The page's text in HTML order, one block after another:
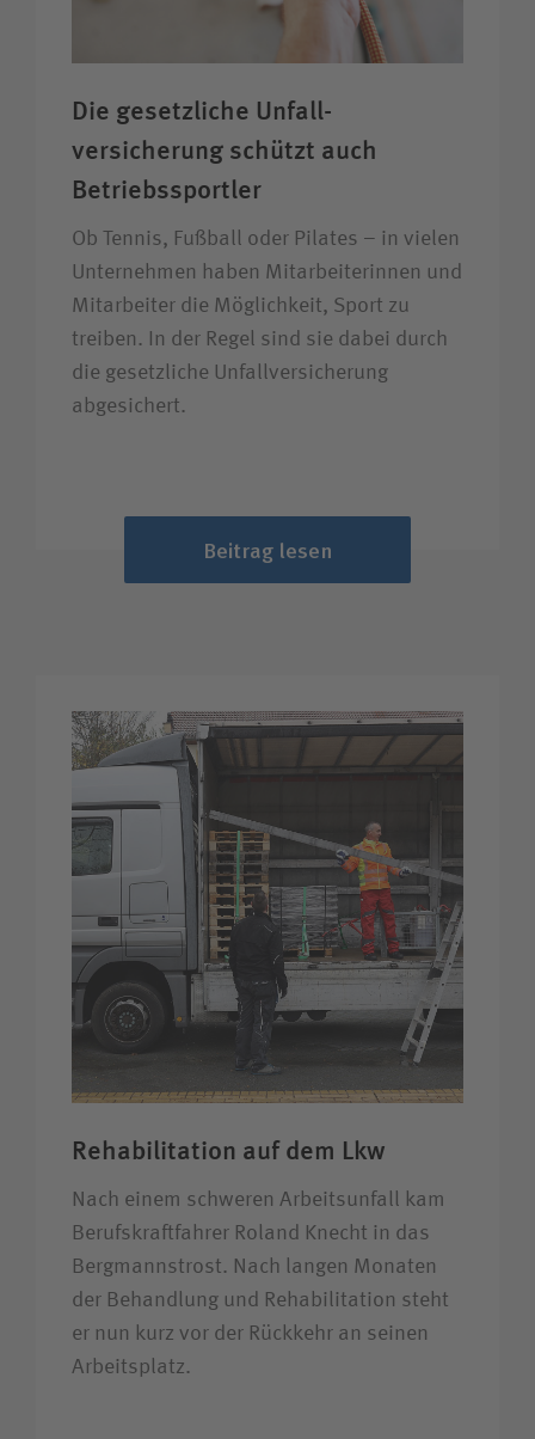
Die gesetzliche Unfall­
versicherung schützt auch
Betriebs­sportler
Ob Tennis, Fußball oder Pilates – in vielen
Unternehmen haben Mitarbeiterinnen und
Mitarbeiter die Möglichkeit, Sport zu
treiben. In der Regel sind sie dabei durch
die gesetzliche Unfall­versicherung
abgesichert.
Beitrag lesen
Rehabilitation auf dem Lkw
Nach einem schweren Arbeitsunfall kam
Berufskraftfahrer Roland Knecht in das
Bergmannstrost. Nach langen Monaten
der Behandlung und Rehabilitation steht
er nun kurz vor der Rückkehr an seinen
Arbeitsplatz.